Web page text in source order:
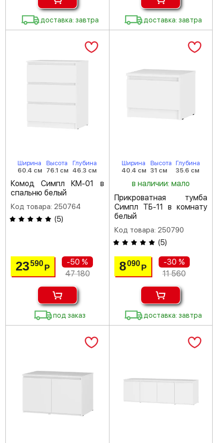
доставка: завтра доставка: завтра
Ширина
60.4 см
Высота
76.1 см
Глубина
46.3 см
Комод Симпл КМ-01 в
спальню белый
Код товара: 250764
(5)
23590Р
-50 %
47 180
под заказ
Ширина
40.4 см
Высота
31 см
Глубина
35.6 см
в наличии: мало
Прикроватная тумба
Симпл ТБ-11 в комнату
белый
Код товара: 250790
(5)
8090 Р
-30 %
11 560
доставка: завтра